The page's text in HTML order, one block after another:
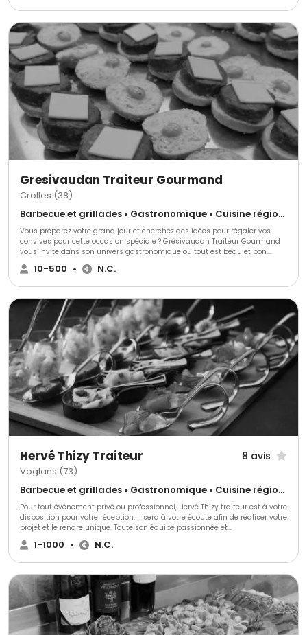
Gresivaudan Traiteur Gourmand
Crolles (38)
Barbecue et grillades • Gastronomique • Cuisine régionale
Vous préparez votre grand jour et cherchez des idées pour régaler vos
convives pour cette occasion spéciale ? Grésivaudan Traiteur Gourmand
vous invite dans son univers gastronomique où tout est beau et bon.
Vous dégusterez des saveurs d’ici et d’ailleurs qui raviront vos papilles !
Venez découvrir les belles surprises qui vous sont réservées !
10-500 • N.C.
Hervé Thizy Traiteur 8 avis
Voglans (73)
Barbecue et grillades • Gastronomique • Cuisine régionale
Pour tout événement privé ou professionnel, Hervé Thizy traiteur est à votre
disposition pour votre réception. Il sera à votre écoute afin de réaliser votre
projet et le rendre unique. Toute son équipe passionnée et
complémentaire, vous accompagnera pour répondre à toutes vos
demandes. Ils vous conseilleront, vous aideront dans la recherche de vos
entreprises comme par exemple pour la location de mobiliers, de
vaisselles, des animateurs, décorateurs florales, producteurs de vins et de
bières…
1-1000 • N.C.